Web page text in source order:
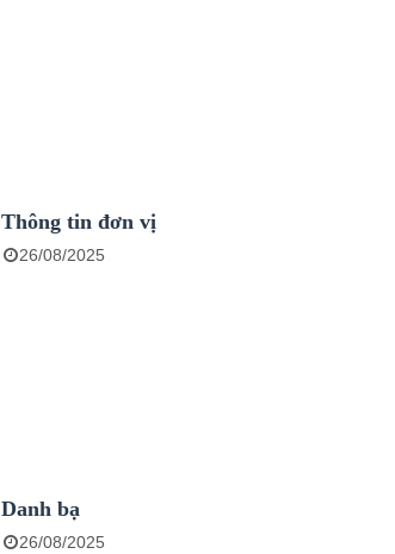
Thông tin đơn vị
26/08/2025
Danh bạ
26/08/2025